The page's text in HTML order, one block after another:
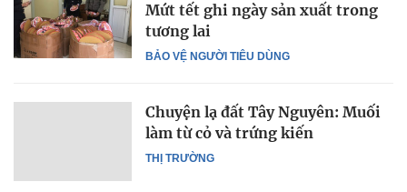
BẢO VỆ NGƯỜI TIÊU DÙNG
Mứt tết ghi ngày sản xuất trong
tương lai
THỊ TRƯỜNG
Chuyện lạ đất Tây Nguyên: Muối
làm từ cỏ và trứng kiến